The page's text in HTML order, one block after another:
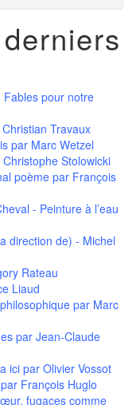
Fables pour notre
Travaux
par Marc Wetzel
Stolowicki
poème par François
- Peinture à l’eau
direction de) - Michel
Rateau
Liaud
par Marc
par Jean-Claude
icipar Olivier Vossot
par François Huglo
fugaces comme